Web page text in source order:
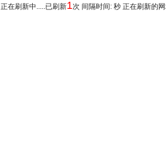
正在刷新中.....已刷新1次 间隔时间: 秒 正在刷新的